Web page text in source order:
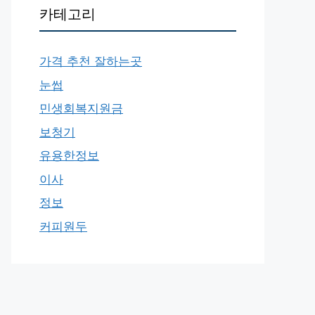
카테고리
가격 추천 잘하는곳
눈썹
민생회복지원금
보청기
유용한정보
이사
정보
커피원두